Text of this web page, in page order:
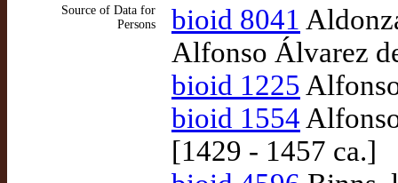
Source of Data for
Persons
bioid 8041
Alfonso Álvarez
bioid 1225
bioid 1554
[1429 - 1457 ca.]